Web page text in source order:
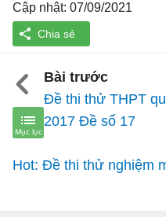
Cập nhật: 07/09/2021
Bài trước
Đề thi thử THPT
2017 Đề số 17
Hot: Đề thi thử nghiệm